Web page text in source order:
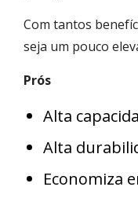
Com tantos
seja um pouco
Prós
Alta
Alta
Economiza